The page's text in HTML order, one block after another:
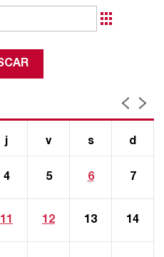
v s d
4 5 6 7
11 12 13 14